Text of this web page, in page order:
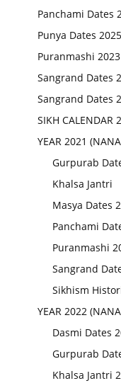
Panchami Dates
Punya Dates 2025
Puranmashi 2023
Sangrand Dates
Sangrand Dates
SIKH CALENDAR
YEAR 2021
Gurpurab
Khalsa Jantri
Masya Dates
Panchami
Puranmashi
Sangrand
Sikhism
YEAR 2022
Dasmi Dates
Gurpurab
Khalsa Jantri